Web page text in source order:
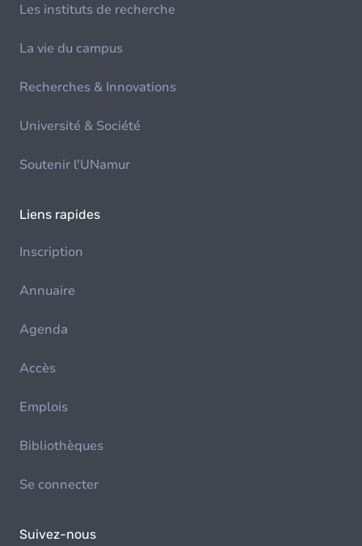
Les instituts de recherche
La vie du campus
Recherches & Innovations
Université & Société
Soutenir l'UNamur
Liens rapides
Inscription
Annuaire
Agenda
Accès
Emplois
Bibliothèques
Se connecter
Suivez-nous